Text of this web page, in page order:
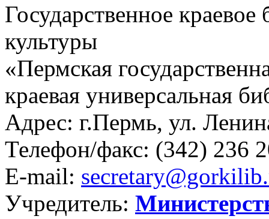
Государственное
культуры
«Пермская
краевая универсальная
Адрес: г.Пермь, ул.
Телефон/факс: (342) 236
E-mail:
Учредитель: